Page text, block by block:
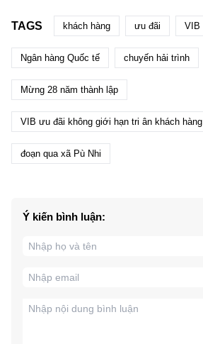
TAGS khách hàng ưu đãi VIB
Ngân hàng Quốc tế chuyến hải trình
Mừng 28 năm thành lập
VIB ưu đãi không giới hạn tri ân khách hàng
đoạn qua xã Pù Nhi
Ý kiến bình luận: